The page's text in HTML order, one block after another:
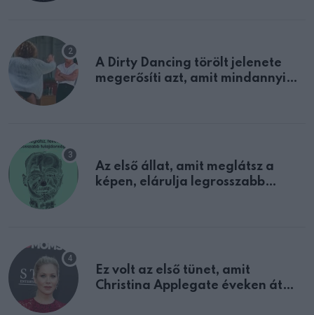
A Dirty Dancing törölt jelenete
megerősíti azt, amit mindannyian
Az első állat, amit meglátsz a
képen, elárulja legrosszabb
Ez volt az első tünet, amit
Christina Applegate éveken át